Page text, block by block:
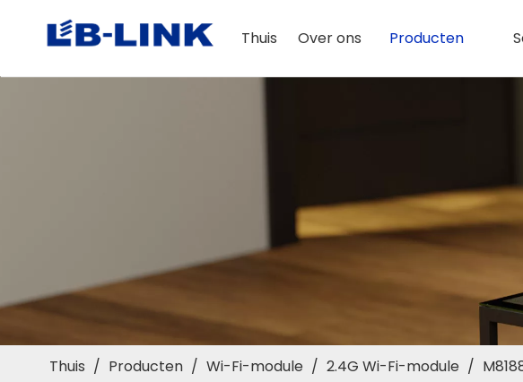
Thuis Over ons Producten
Thuis / Producten / Wi-Fi-module / 2.4G Wi-Fi-module /